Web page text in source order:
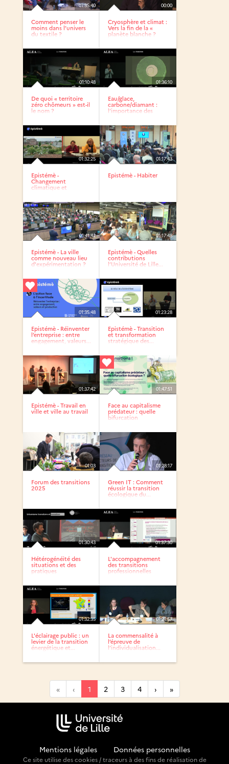
01:35:40
Comment penser le
moins dans l’univers
du textile ?
00:00
Cryosphère et climat :
Vers la fin de la «
planète blanche ?
01:10:48
De quoi « territoire
zéro chômeurs » est-il
le nom ?
01:36:10
Eau/glace,
carbone/diamant :
l’importance des
01:32:25
Epistémè -
Changement
climatique et
01:17:43
Epistémè - Habiter
01:41:42
Epistémè - La ville
comme nouveau lieu
d'expérimentation ?
01:17:48
Epistémè - Quelles
contributions
l’Université de Lille...
01:35:48
Epistémè - Réinventer
l’entreprise : entre
engagement, valeurs...
01:23:28
Epistémè - Transition
et transformation
stratégique des...
01:37:42
Epistémè - Travail en
ville et ville au travail
01:47:51
Face au capitalisme
prédateur : quelle
bifurcation
01:03
Forum des transitions
2025
01:28:17
Green IT : Comment
réussir la transition
écologique du...
01:30:43
Hétérogénéité des
situations et des
pratiques
01:37:30
L'accompagnement
des transitions
professionnelles
01:32:35
L'éclairage public : un
levier de la transition
énergétique et...
01:21:57
La commensalité à
l’épreuve de
l’individualisation...
« ‹ 1 2 3 4 › »
Mentions légales Données personnelles
Ce site utilise des cookies / traceurs à des fins de réalisation de